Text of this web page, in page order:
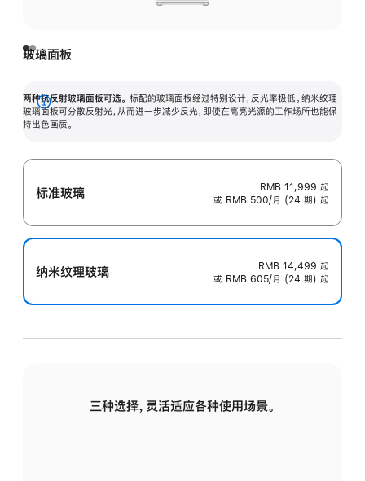
玻璃面板
两种抗反射玻璃面板可选。 标配的玻璃面板经过特别设计，反光率极低。纳米纹理
玻璃面板可分散反射光，从而进一步减少反光，即使在高亮光源的工作场所也能保
持出色画质。
展
开
标准玻璃 RMB 11,999 起
或 RMB 500/月 (24 期) 起
纳米纹理玻璃 RMB 14,499 起
或 RMB 605/月 (24 期) 起
三种选择，灵活适应各种使用场景。